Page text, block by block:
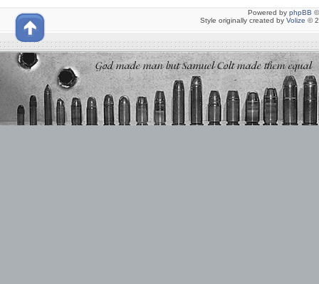
Powered by phpBB
Style originally created by Volize ©